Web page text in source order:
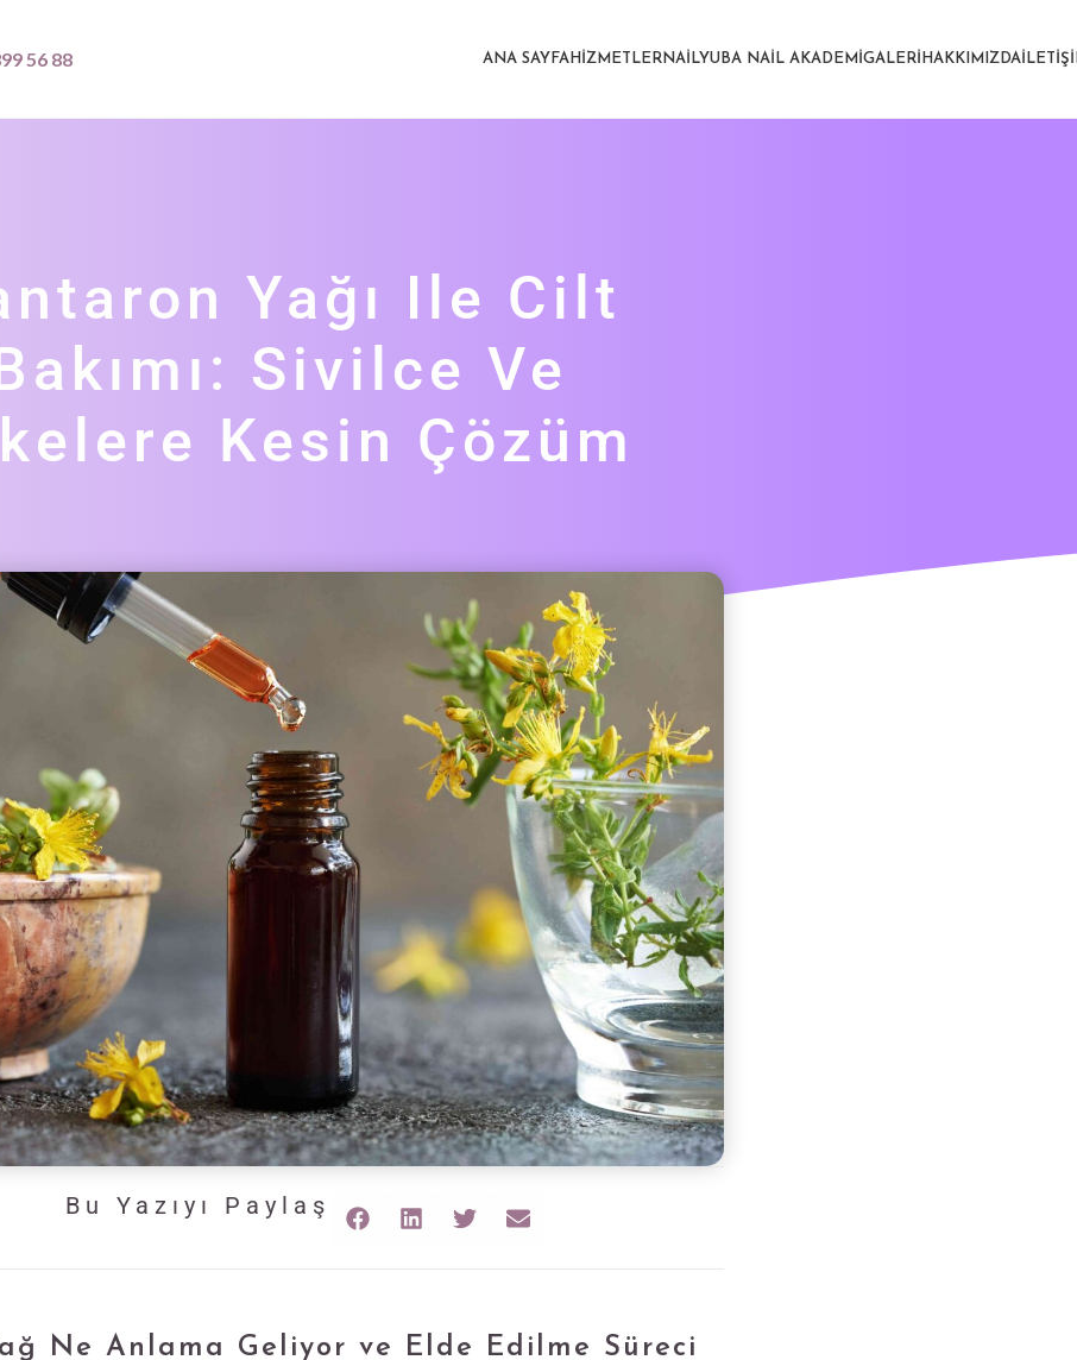
56 88 ANA SAYFA HIZMETLER NAILYUBA NAIL AKADEMI GALERI HAKKIMIZDA
Yağı Ile Cilt
Sivilce Ve
Kesin Çözüm
Bu Yazıyı Paylaş
Ne Anlama Geliyor ve Elde Edilme Süreci